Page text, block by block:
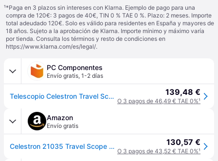
¹*Paga en 3 plazos sin intereses con Klarna. Ejemplo de pago para una
compra de 120€: 3 pagos de 40€, TIN 0 % TAE 0 %. Plazo: 2 meses. Importe
total adeudado 120€. Solo es válido para residentes en España y mayores de
18 años. Sujeto a la aprobación de Klarna. Importe mínimo y máximo varía
por tienda. Consulta los términos y resto de condiciones en
https://www.klarna.com/es/legal/.
PC Componentes
Envío gratis, 1-2 días
Telescopio Celestron Travel Scope 70 Refractor 70mm 165x 139,48 €
O 3 pagos de 46,49 € TAE 0%¹
Amazon
Envío gratis
Celestron 21035 Travel Scope 70 Portable Refractor Telescope Kit with Backpack, Black 130,57 €
O 3 pagos de 43,52 € TAE 0%¹